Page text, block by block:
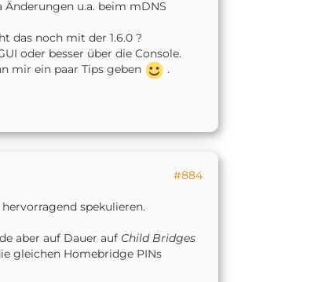
Änderungen u.a. beim mDNS
das noch mit der 1.6.0 ?
oder besser über die Console.
mir ein paar Tips geben
.
#884
spekulieren.
aber auf Dauer auf Child Bridges
gleichen Homebridge PINs